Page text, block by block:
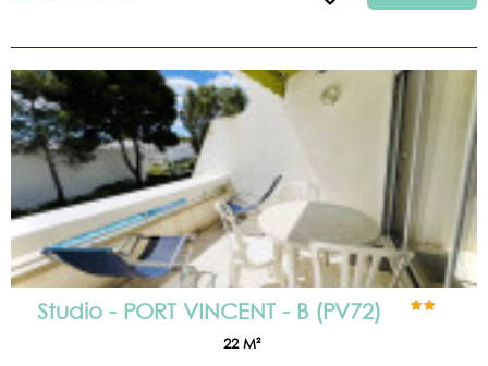
Studio - PORT VINCENT - B ( PV72)
22 M²